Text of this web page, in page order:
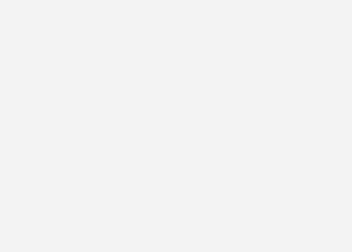
Problem mit dem ERE
erhalten Sie regelmäßig von uns
und Neuigkeiten, gebündelt und